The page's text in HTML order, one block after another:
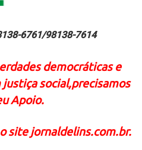
6761/98138-7614
democráticas e
social,precisamos
Apoio.
site jornaldelins.com.br.